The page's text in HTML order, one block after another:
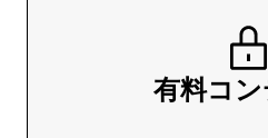
有料コ